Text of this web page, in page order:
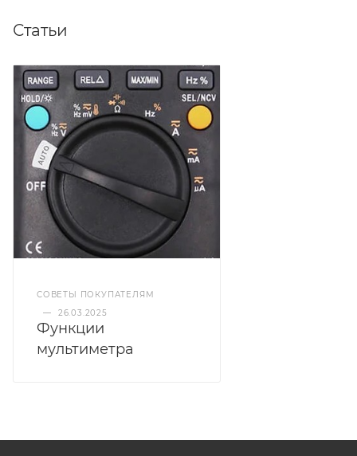
Статьи
СОВЕТЫ ПОКУПАТЕЛЯМ
—
26.03.2025
Функции
мультиметра